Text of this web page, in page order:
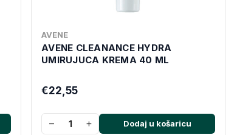
AVENE
AVENE CLEANANCE HYDRA
UMIRUJUCA KREMA 40 ML
€22,55
− + Dodaj u košaricu